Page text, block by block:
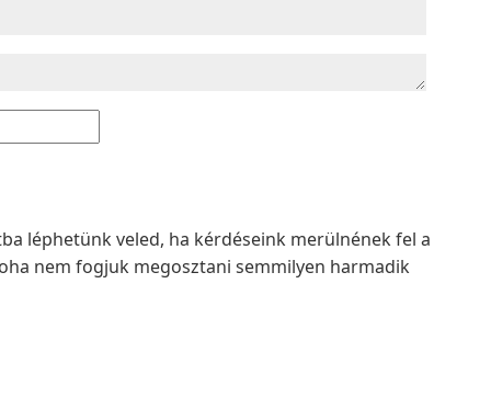
léphetünk veled, ha kérdéseink merülnének fel a
nem fogjuk megosztani semmilyen harmadik